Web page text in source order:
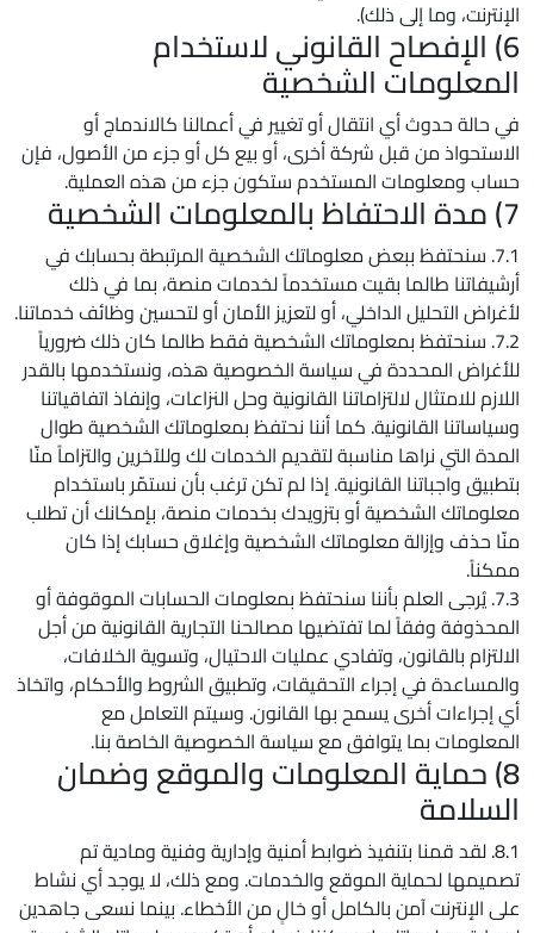
الإنترنت، وما إلى ذلك).
6) الإفصاح القانوني لاستخدام
المعلومات الشخصية
في حالة حدوث أي انتقال أو تغيير في أعمالنا كالاندماج أو
الاستحواذ من قبل شركة أخرى، أو بيع كل أو جزء من الأصول، فإن
حساب ومعلومات المستخدم ستكون جزء من هذه العملية.
7) مدة الاحتفاظ بالمعلومات الشخصية
7.1. سنحتفظ ببعض معلوماتك الشخصية المرتبطة بحسابك في
أرشيفاتنا طالما بقيت مستخدماً لخدمات منصة، بما في ذلك
لأغراض التحليل الداخلي، أو لتعزيز الأمان أو لتحسين وظائف خدماتنا.
7.2. سنحتفظ بمعلوماتك الشخصية فقط طالما كان ذلك ضرورياً
للأغراض المحددة في سياسة الخصوصية هذه، ونستخدمها بالقدر
اللازم للامتثال لالتزاماتنا القانونية وحل النزاعات، وإنفاذ اتفاقياتنا
وسياساتنا القانونية. كما أننا نحتفظ بمعلوماتك الشخصية طوال
المدة التي نراها مناسبة لتقديم الخدمات لك وللآخرين والتزاماً منّا
بتطبيق واجباتنا القانونية. إذا لم تكن ترغب بأن نستمّر باستخدام
معلوماتك الشخصية أو بتزويدك بخدمات منصة، بإمكانك أن ‎تطلب
منّا حذف وإزالة معلوماتك الشخصية وإغلاق حسابك إذا كان
ممكناً.
7.3. يُرجى العلم بأننا سنحتفظ بمعلومات الحسابات الموقوفة أو
المحذوفة وفقاً لما تفتضيها مصالحنا التجارية القانونية من أجل
الالتزام بالقانون، وتفادي عمليات الاحتيال، وتسوية الخلافات،
والمساعدة في إجراء التحقيقات، وتطبيق الشروط والأحكام، واتخاذ
أي إجراءات أخرى يسمح بها القانون. وسيتم التعامل مع
المعلومات بما يتوافق مع سياسة الخصوصية الخاصة بنا.
8) حماية المعلومات والموقع وضمان
السلامة
8.1. لقد قمنا بتنفيذ ضوابط أمنية وإدارية وفنية ومادية تم
تصميمها لحماية الموقع والخدمات. ومع ذلك، لا يوجد أي نشاط
على الإنترنت آمن بالكامل أو خالٍ من الأخطاء. بينما نسعى جاهدين